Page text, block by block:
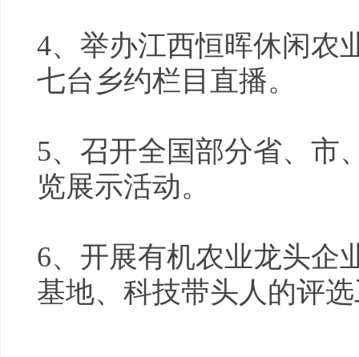
4、举办江西恒晖休闲农
七台乡约栏目直播。
5、召开全国部分省、市
览展示活动。
6、开展有机农业龙头企
基地、科技带头人的评